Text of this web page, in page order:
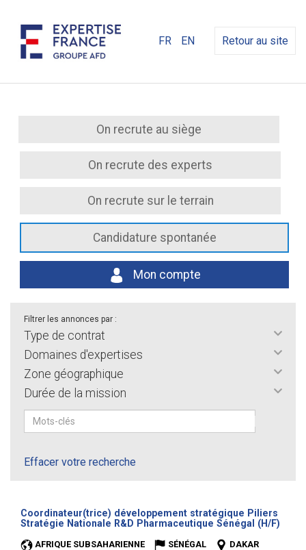
FR EN Retour au site
On recrute au siège
On recrute des experts
On recrute sur le terrain
Candidature spontanée
Mon compte
Filtrer les annonces par :
Type de contrat
Domaines d'expertises
Zone géographique
Durée de la mission
Effacer votre recherche
Coordinateur(trice) développement stratégique Piliers
Stratégie Nationale R&D Pharmaceutique Sénégal (H/F)
AFRIQUE SUBSAHARIENNE SÉNÉGAL
DAKAR